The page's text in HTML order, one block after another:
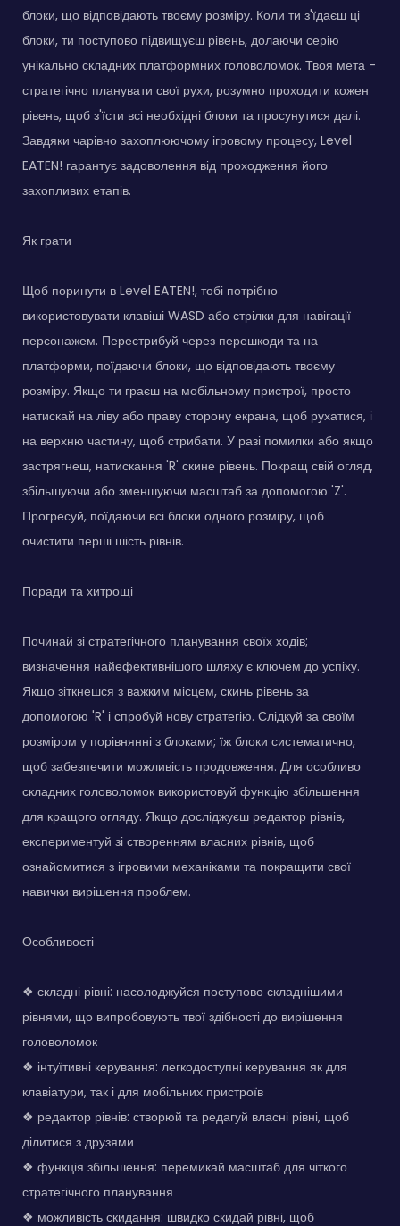
блоки, що відповідають твоєму розміру. Коли ти з'їдаєш ці
блоки, ти поступово підвищуєш рівень, долаючи серію
унікально складних платформних головоломок. Твоя мета -
стратегічно планувати свої рухи, розумно проходити кожен
рівень, щоб з'їсти всі необхідні блоки та просунутися далі.
Завдяки чарівно захоплюючому ігровому процесу, Level
EATEN! гарантує задоволення від проходження його
захопливих етапів.
Як грати
Щоб поринути в Level EATEN!, тобі потрібно
використовувати клавіші WASD або стрілки для навігації
персонажем. Перестрибуй через перешкоди та на
платформи, поїдаючи блоки, що відповідають твоєму
розміру. Якщо ти граєш на мобільному пристрої, просто
натискай на ліву або праву сторону екрана, щоб рухатися, і
на верхню частину, щоб стрибати. У разі помилки або якщо
застрягнеш, натискання 'R' скине рівень. Покращ свій огляд,
збільшуючи або зменшуючи масштаб за допомогою 'Z'.
Прогресуй, поїдаючи всі блоки одного розміру, щоб
очистити перші шість рівнів.
Поради та хитрощі
Починай зі стратегічного планування своїх ходів;
визначення найефективнішого шляху є ключем до успіху.
Якщо зіткнешся з важким місцем, скинь рівень за
допомогою 'R' і спробуй нову стратегію. Слідкуй за своїм
розміром у порівнянні з блоками; їж блоки систематично,
щоб забезпечити можливість продовження. Для особливо
складних головоломок використовуй функцію збільшення
для кращого огляду. Якщо досліджуєш редактор рівнів,
експериментуй зі створенням власних рівнів, щоб
ознайомитися з ігровими механіками та покращити свої
навички вирішення проблем.
Особливості
❖ складні рівні: насолоджуйся поступово складнішими
рівнями, що випробовують твої здібності до вирішення
головоломок
❖ інтуїтивні керування: легкодоступні керування як для
клавіатури, так і для мобільних пристроїв
❖ редактор рівнів: створюй та редагуй власні рівні, щоб
ділитися з друзями
❖ функція збільшення: перемикай масштаб для чіткого
стратегічного планування
❖ можливість скидання: швидко скидай рівні, щоб